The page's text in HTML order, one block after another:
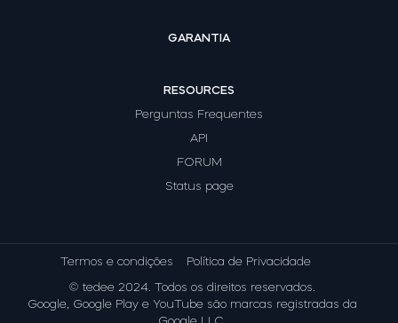
GARANTIA
RESOURCES
Perguntas Frequentes
API
FORUM
Status page
Termos e condições Política de Privacidade
© tedee 2024. Todos os direitos reservados.
Google, Google Play e YouTube são marcas registradas da